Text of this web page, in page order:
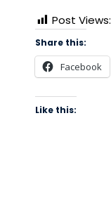
Post Views:
Share this:
Facebook
Like this: